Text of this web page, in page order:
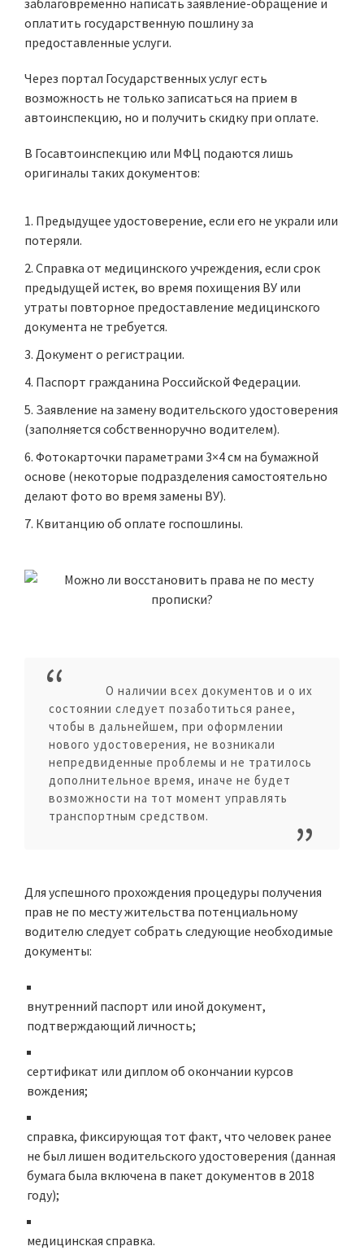
заблаговременно написать заявление-обращение и
оплатить государственную пошлину за
предоставленные услуги.
Через портал Государственных услуг есть
возможность не только записаться на прием в
автоинспекцию, но и получить скидку при оплате.
В Госавтоинспекцию или МФЦ подаются лишь
оригиналы таких документов:
Предыдущее удостоверение, если его не украли или
потеряли.
Справка от медицинского учреждения, если срок
предыдущей истек, во время похищения ВУ или
утраты повторное предоставление медицинского
документа не требуется.
Документ о регистрации.
Паспорт гражданина Российской Федерации.
Заявление на замену водительского удостоверения
(заполняется собственноручно водителем).
Фотокарточки параметрами 3×4 см на бумажной
основе (некоторые подразделения самостоятельно
делают фото во время замены ВУ).
Квитанцию об оплате госпошлины.
О наличии всех документов и о их
состоянии следует позаботиться ранее,
чтобы в дальнейшем, при оформлении
нового удостоверения, не возникали
непредвиденные проблемы и не тратилось
дополнительное время, иначе не будет
возможности на тот момент управлять
транспортным средством.
Для успешного прохождения процедуры получения
прав не по месту жительства потенциальному
водителю следует собрать следующие необходимые
документы:
внутренний паспорт или иной документ,
подтверждающий личность;
сертификат или диплом об окончании курсов
вождения;
справка, фиксирующая тот факт, что человек ранее
не был лишен водительского удостоверения (данная
бумага была включена в пакет документов в 2018
году);
медицинская справка.